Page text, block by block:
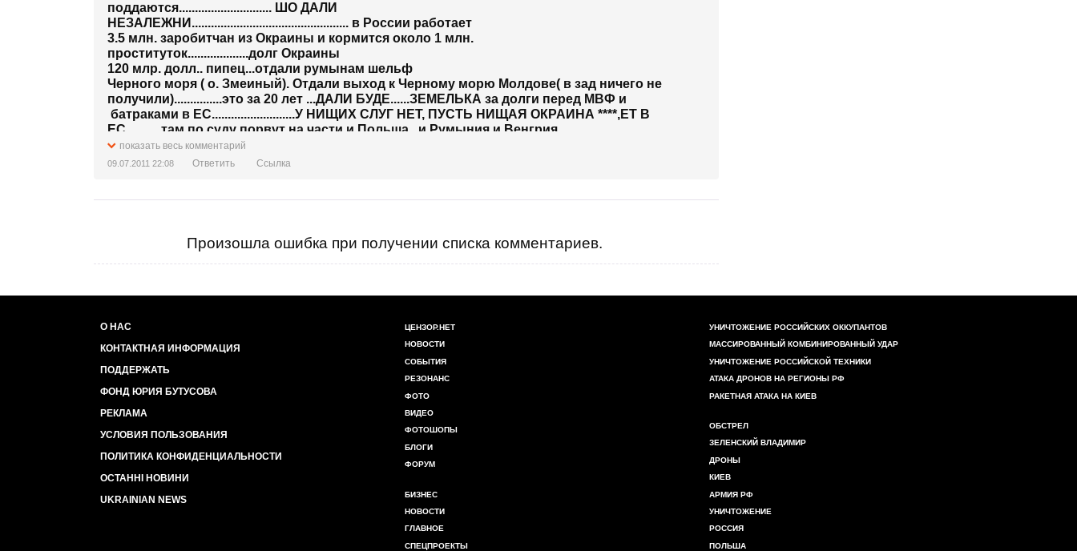
поддаются............................. ШО ДАЛИ
НЕЗАЛЕЖНИ................................................. в России работает
3.5 млн. заробитчан из Окраины и кормится около 1 млн.
проституток...................долг Окраины
120 млр. долл.. пипец...отдали румынам шельф
Черного моря ( о. Змеиный). Отдали выход к Черному морю Молдове( в зад ничего не
получили)...............это за 20 лет ...ДАЛИ БУДЕ......ЗЕМЕЛЬКА за долги перед МВФ и
батраками в ЕС..........................У НИЩИХ СЛУГ НЕТ, ПУСТЬ НИЩАЯ ОКРАИНА ****,ЕТ В
ЕС...........там по суду порвут на части и Польша , и Румыния и Венгрия..........
показать весь комментарий
09.07.2011 22:08 Ответить Ссылка
Произошла ошибка при получении списка комментариев.
О НАС
КОНТАКТНАЯ ИНФОРМАЦИЯ
ПОДДЕРЖАТЬ
ФОНД ЮРИЯ БУТУСОВА
РЕКЛАМА
УСЛОВИЯ ПОЛЬЗОВАНИЯ
ПОЛИТИКА КОНФИДЕНЦИАЛЬНОСТИ
ОСТАННІ НОВИНИ
UKRAINIAN NEWS
ЦЕНЗОР.НЕТ
НОВОСТИ
СОБЫТИЯ
РЕЗОНАНС
ФОТО
ВИДЕО
ФОТОШОПЫ
БЛОГИ
ФОРУМ
БИЗНЕС
НОВОСТИ
ГЛАВНОЕ
СПЕЦПРОЕКТЫ
УНИЧТОЖЕНИЕ РОССИЙСКИХ ОККУПАНТОВ
МАССИРОВАННЫЙ КОМБИНИРОВАННЫЙ УДАР
УНИЧТОЖЕНИЕ РОССИЙСКОЙ ТЕХНИКИ
АТАКА ДРОНОВ НА РЕГИОНЫ РФ
РАКЕТНАЯ АТАКА НА КИЕВ
ОБСТРЕЛ
ЗЕЛЕНСКИЙ ВЛАДИМИР
ДРОНЫ
КИЕВ
АРМИЯ РФ
УНИЧТОЖЕНИЕ
РОССИЯ
ПОЛЬША